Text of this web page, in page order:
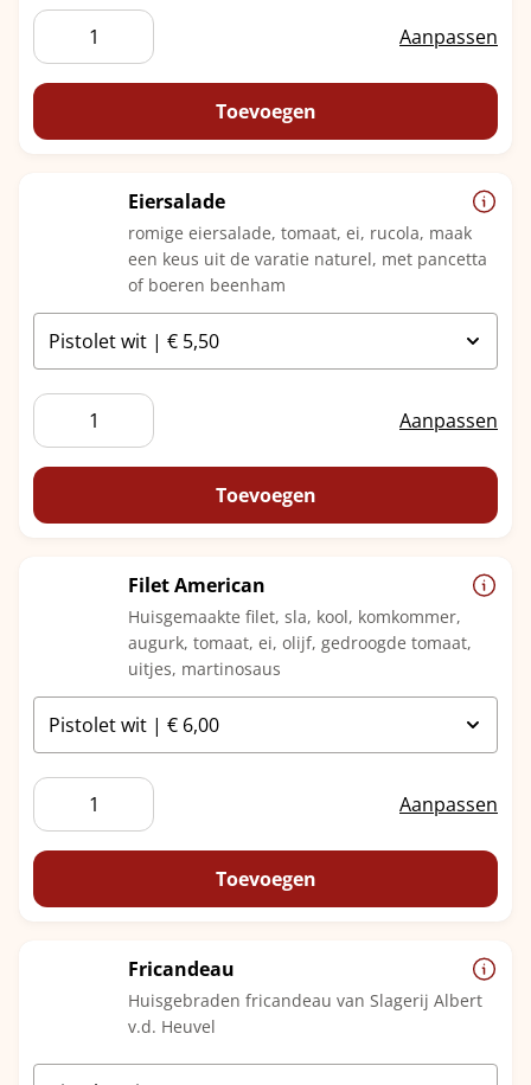
Driel
aantal
Aanpassen
Toevoegen
Eiersalade
romige eiersalade, tomaat, ei, rucola, maak
een keus uit de varatie naturel, met pancetta
of boeren beenham
Eiersalade
aantal
Aanpassen
Toevoegen
Filet American
Huisgemaakte filet, sla, kool, komkommer,
augurk, tomaat, ei, olijf, gedroogde tomaat,
uitjes, martinosaus
Filet
American
aantal
Aanpassen
Toevoegen
Fricandeau
Huisgebraden fricandeau van Slagerij Albert
v.d. Heuvel